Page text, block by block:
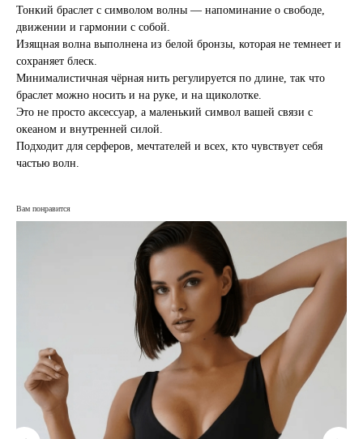
Тонкий браслет с символом волны — напоминание о свободе,
движении и гармонии с собой.
Изящная волна выполнена из белой бронзы, которая не темнеет и
сохраняет блеск.
Минималистичная чёрная нить регулируется по длине, так что
браслет можно носить и на руке, и на щиколотке.
Это не просто аксессуар, а маленький символ вашей связи с
океаном и внутренней силой.
Подходит для серферов, мечтателей и всех, кто чувствует себя
частью волн.
Вам понравится